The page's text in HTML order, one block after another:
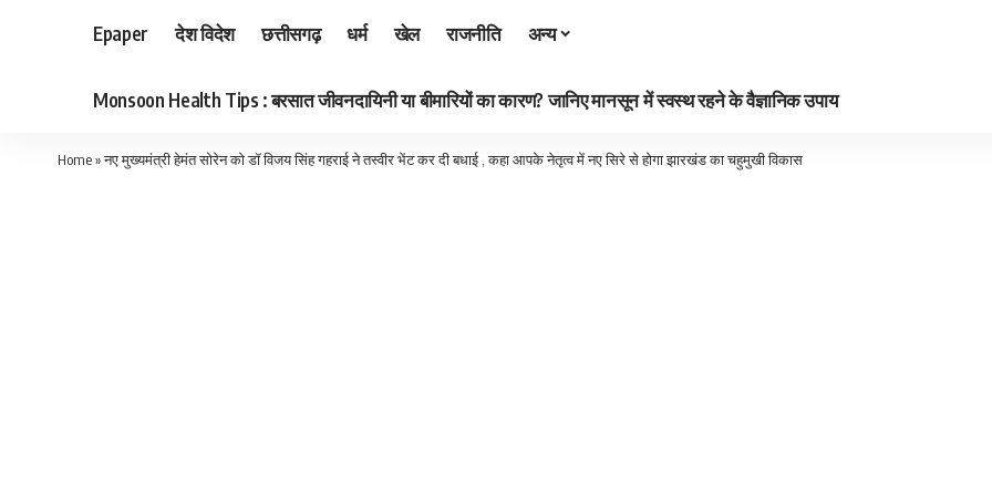
Epaper देश विदेश छत्तीसगढ़ धर्म खेल राजनीति अन्य
Monsoon Health Tips : बरसात जीवनदायिनी या बीमारियों का कारण? जानिए मानसून में स्वस्थ रहने के वैज्ञानिक उपाय
Home»नए मुख्यमंत्री हेमंत सोरेन को डॉ विजय सिंह गहराई ने तस्वीर भेंट कर दी बधाई , कहा आपके नेतृत्व में नए सिरे से होगा झारखंड का चहुमुखी विकास